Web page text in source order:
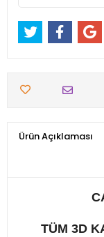
Ürün Açıklaması
TÜM 3D